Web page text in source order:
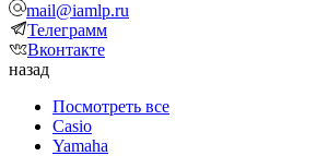
mail@iamlp.ru
Телеграмм
Вконтакте
назад
Посмотреть все
Casio
Yamaha